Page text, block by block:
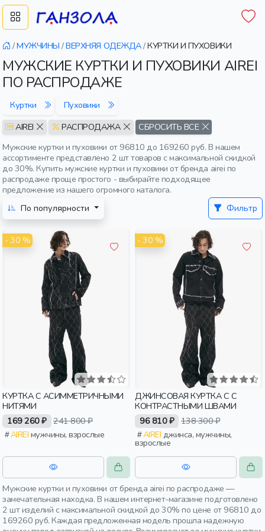
/МУЖЧИНЫ /ВЕРХНЯЯ ОДЕЖДА/КУРТКИ И ПУХОВИКИ
МУЖСКИЕ КУРТКИ И ПУХОВИКИ AIREI
ПО РАСПРОДАЖЕ
Куртки
Пуховики
AIREI
РАСПРОДАЖА
СБРОСИТЬ ВСЕ
Мужские куртки и пуховики от 96810 до 169260 руб. В нашем
ассортименте представлено 2 шт товаров с максимальной скидкой
до 30%. Купить мужские куртки и пуховики от бренда airei по
распродаже проще простого - выбирайте подходящее
предложение из нашего огромного каталога.
По популярности
Фильтр
- 30 %
КУРТКА С АСИММЕТРИЧНЫМИ
НИТЯМИ
169 260 ₽ 241 800 ₽
AIREI мужчины, взрослые
- 30 %
ДЖИНСОВАЯ КУРТКА С С
КОНТРАСТНЫМИ ШВАМИ
96 810 ₽ 138 300 ₽
AIREI
взрослые
Мужские куртки и пуховики от бренда airei по распродаже —
замечательная находка. В нашем интернет-магазине подготовлено
2 шт изделий с максимальной скидкой до 30% по цене от 96810 до
169260 руб. Каждая предложенная модель прошла надежную